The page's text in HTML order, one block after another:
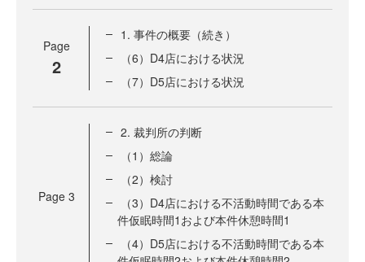
Page
2
1. 事件の概要（続き）
（6）D4店における状況
（7）D5店における状況
Page 3
2. 裁判所の判断
（1）総論
（2）検討
（3）D4店における不活動時間である本
件仮眠時間1および本件休憩時間1
（4）D5店における不活動時間である本